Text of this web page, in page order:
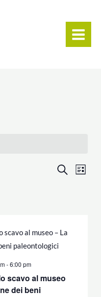
Eventi
CERCA
LISTA
-6:00 pm
scavo al museo
dei beni